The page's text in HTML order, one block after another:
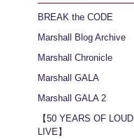
BREAK the CODE
Marshall Blog Archive
Marshall Chronicle
Marshall GALA
Marshall GALA 2
【50 YEARS OF LOUD
LIVE】